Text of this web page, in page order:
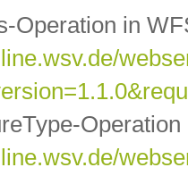
Operation in